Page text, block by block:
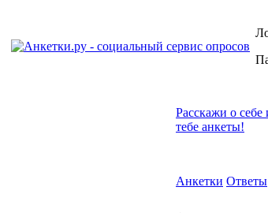
Расскажи о
тебе анкеты!
Анкетки Ответы